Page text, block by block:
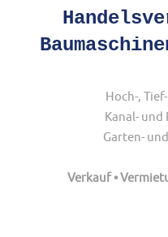
Hoch-,
Kanal-
Garten-
Verkauf •